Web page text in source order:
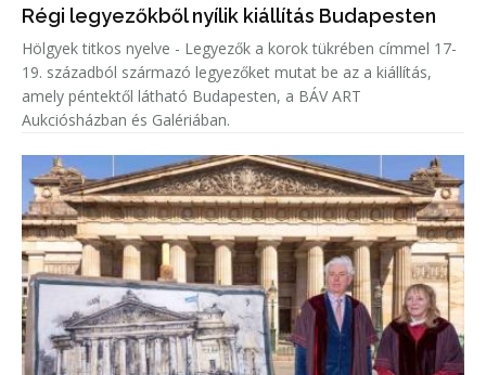
Régi legyezőkből nyílik kiállítás Budapesten
Hölgyek titkos nyelve - Legyezők a korok tükrében címmel 17-
19. századból származó legyezőket mutat be az a kiállítás,
amely péntektől látható Budapesten, a BÁV ART
Aukciósházban és Galériában.